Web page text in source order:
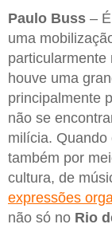
Paulo Buss –
uma
particularmente
houve uma
principalmente
não se
milícia.
também por
cultura, de
expressões
não só no Rio